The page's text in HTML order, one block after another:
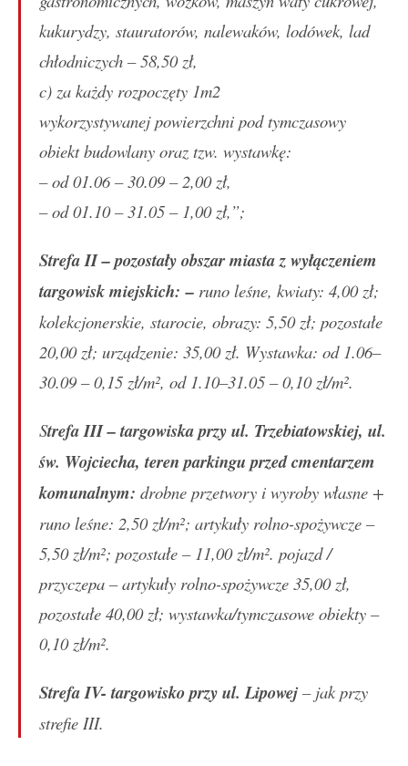
kukurydzy, stauratorów, nalewaków, lodówek, lad
chłodniczych – 58,50 zł,
c) za każdy rozpoczęty 1m2
wykorzystywanej powierzchni pod tymczasowy
obiekt budowlany oraz tzw. wystawkę:
– od 01.06 – 30.09 – 2,00 zł,
– od 01.10 – 31.05 – 1,00 zł,”;
Strefa II – pozostały obszar miasta z wyłączeniem
targowisk miejskich: – runo leśne, kwiaty: 4,00 zł;
kolekcjonerskie, starocie, obrazy: 5,50 zł; pozostałe
20,00 zł; urządzenie: 35,00 zł. Wystawka: od 1.06–
30.09 – 0,15 zł/m², od 1.10–31.05 – 0,10 zł/m².
Strefa III – targowiska przy ul. Trzebiatowskiej, ul.
św. Wojciecha, teren parkingu przed cmentarzem
komunalnym: drobne przetwory i wyroby własne +
runo leśne: 2,50 zł/m²; artykuły rolno-spożywcze –
5,50 zł/m²; pozostałe – 11,00 zł/m². pojazd /
przyczepa – artykuły rolno-spożywcze 35,00 zł,
pozostałe 40,00 zł; wystawka/tymczasowe obiekty –
0,10 zł/m².
Strefa IV- targowisko przy ul. Lipowej– jak przy
strefie III.